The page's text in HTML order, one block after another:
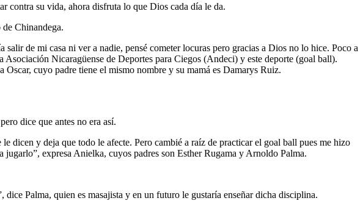
contra su vida, ahora disfruta lo que Dios cada día le da.
Chinandega.
de mi casa ni ver a nadie, pensé cometer locuras pero gracias a Dios no lo hice. Poco a
Nicaragüense de Deportes para Ciegos (Andeci) y este deporte (goal ball).
cuyo padre tiene el mismo nombre y su mamá es Damarys Ruiz.
dice que antes no era así.
dicen y deja que todo le afecte. Pero cambié a raíz de practicar el goal ball pues me hizo
jugarlo”, expresa Anielka, cuyos padres son Esther Rugama y Arnoldo Palma.
Palma, quien es masajista y en un futuro le gustaría enseñar dicha disciplina.